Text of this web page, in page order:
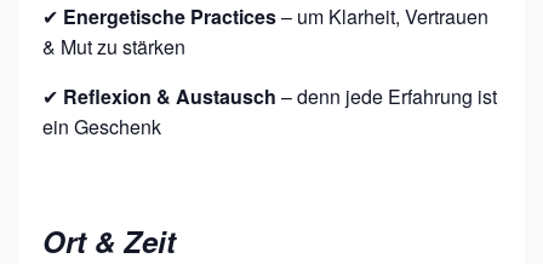
✔ Energetische Practices– um Klarheit, Vertrauen
& Mut zu stärken
✔ Reflexion & Austausch – denn jede Erfahrung ist
ein Geschenk
Ort & Zeit